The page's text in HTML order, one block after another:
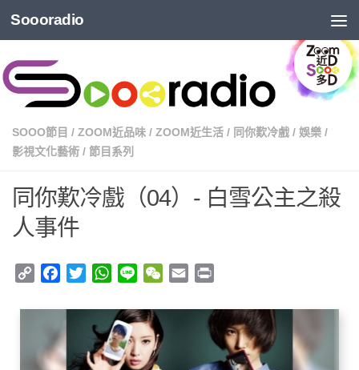
Soooradio
SOOO節目 / ZOOM近品味 / ZOOM近生活 / 同你歎冷戲 / 娛樂 /
影視文化藝術 / 節目系列
同你歎冷戲（04）- 白雪公主之殺
人事件
Copy
Facebook
TwitterWhatsApp
Line WeChat
Email